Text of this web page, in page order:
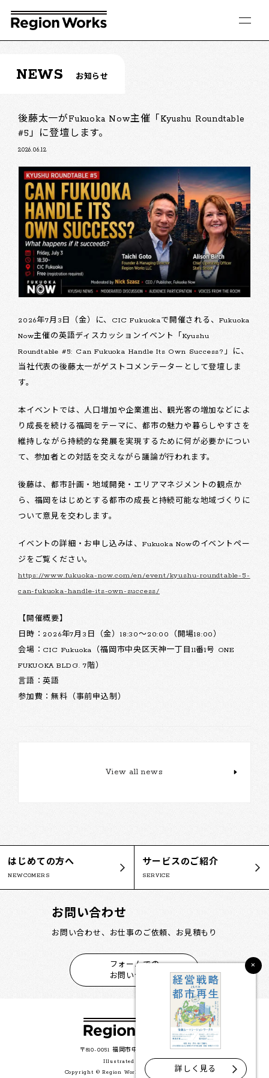
NEWS お知らせ
後藤太一がFukuoka Now主催「Kyushu Roundtable
#5」に登壇します。
2026.06.12
2026年7月3日（金）に、CIC Fukuokaで開催される、Fukuoka
Now主催の英語ディスカッションイベント「Kyushu
Roundtable #5: Can Fukuoka Handle Its Own Success?」に、
当社代表の後藤太一がゲストコメンテーターとして登壇しま
す。
本イベントでは、人口増加や企業進出、観光客の増加などによ
り成長を続ける福岡をテーマに、都市の魅力や暮らしやすさを
維持しながら持続的な発展を実現するために何が必要かについ
て、参加者との対話を交えながら議論が行われます。
後藤は、都市計画・地域開発・エリアマネジメントの観点か
ら、福岡をはじめとする都市の成長と持続可能な地域づくりに
ついて意見を交わします。
イベントの詳細・お申し込みは、Fukuoka Nowのイベントペー
ジをご覧ください。
https://www.fukuoka-now.com/en/event/kyushu-roundtable-5-
can-fukuoka-handle-its-own-success/
【開催概要】
日時：2026年7月3日（金）18:30〜20:00（開場18:00）
会場：CIC Fukuoka（福岡市中央区天神一丁目11番1号 ONE
FUKUOKA BLDG. 7階）
言語：英語
参加費：無料（事前申込制）
View all news
×
詳しく見る
はじめての方へ
NEWCOMERS
サービスのご紹介
SERVICE
お問い合わせ
お問い合わせ、お仕事のご依頼、お見積もり
フォームでの
お問い合わせ
〒810-0051 福岡市中央区大濠公園2-35
Illustrated by 本村 誠
Copyright © Region Works All Rights Reserved.